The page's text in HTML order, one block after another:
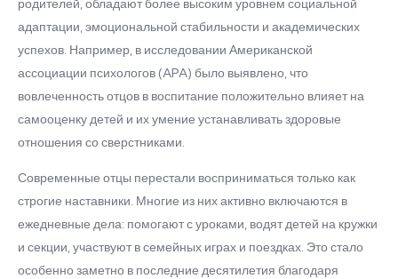
родителей, обладают более высоким уровнем социальной
адаптации, эмоциональной стабильности и академических
успехов. Например, в исследовании Американской
ассоциации психологов (APA) было выявлено, что
вовлеченность отцов в воспитание положительно влияет на
самооценку детей и их умение устанавливать здоровые
отношения со сверстниками.
Современные отцы перестали восприниматься только как
строгие наставники. Многие из них активно включаются в
ежедневные дела: помогают с уроками, водят детей на кружки
и секции, участвуют в семейных играх и поездках. Это стало
особенно заметно в последние десятилетия благодаря